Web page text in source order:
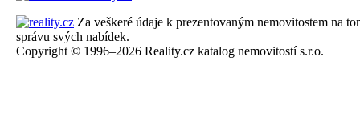
Za veškeré údaje k prezentovaným nemovitostem na
správu svých nabídek.
Copyright © 1996–2026 Reality.cz katalog nemovitostí s.r.o.